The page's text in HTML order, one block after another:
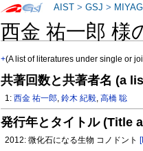
西金 祐一郎 様
+(A list of literatures under single or
共著回数と共著者名 (a
1:西金 祐一郎,鈴木 紀毅,高橋 聡
発行年とタイトル (Title
2012: 微化石になる生物 コノドント
AIST >GSJ >